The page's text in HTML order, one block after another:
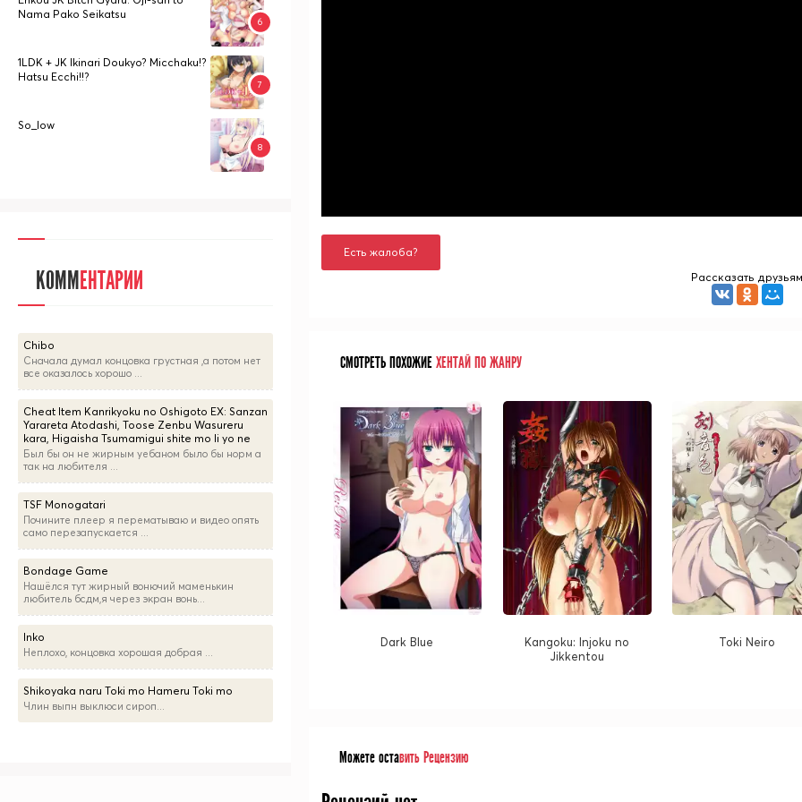
Есть жалоба?
Рассказать друзьям
СМОТРЕТЬ ПОХОЖИЕХЕНТАЙ ПО ЖАНРУ
Dark Blue
Kangoku: Injoku no
Jikkentou
Toki Neiro
Можете оставить Рецензию
Nama Pako Seikatsu
1LDK + JK Ikinari Doukyo? Micchaku!?
Hatsu Ecchi!!?
So_low
КОММЕНТАРИИ
Chibo
Сначала думал концовка грустная ,а потом нет
все оказалось хорошо ...
Cheat Item Kanrikyoku no Oshigoto EX: Sanzan
Yarareta Atodashi, Toose Zenbu Wasureru
kara, Higaisha Tsumamigui shite mo Ii yo ne
Был бы он не жирным уебаном было бы норм а
так на любителя ...
TSF Monogatari
Почините плеер я перематываю и видео опять
само перезапускается ...
Bondage Game
Нашёлся тут жирный вонючий маменькин
любитель бсдм,я через экран вонь...
Inko
Неплохо, концовка хорошая добрая ...
Shikoyaka naru Toki mo Hameru Toki mo
Члин выпн выклюси сироп...